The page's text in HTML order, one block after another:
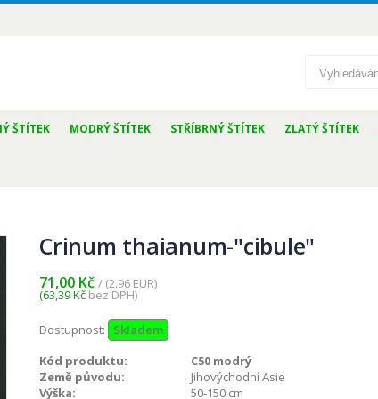
ŠTÍTEK MODRÝ ŠTÍTEK STŘÍBRNÝ ŠTÍTEK ZLATÝ ŠTÍTEK
Crinum thaianum-"cibule"
71,00 Kč / (2.96 EUR)
(63,39 Kč bez DPH)
Dostupnost:
Skladem
Kód produktu:
C50 modrý
Země původu:
Jihovýchodní Asie
Výška:
50-150 cm